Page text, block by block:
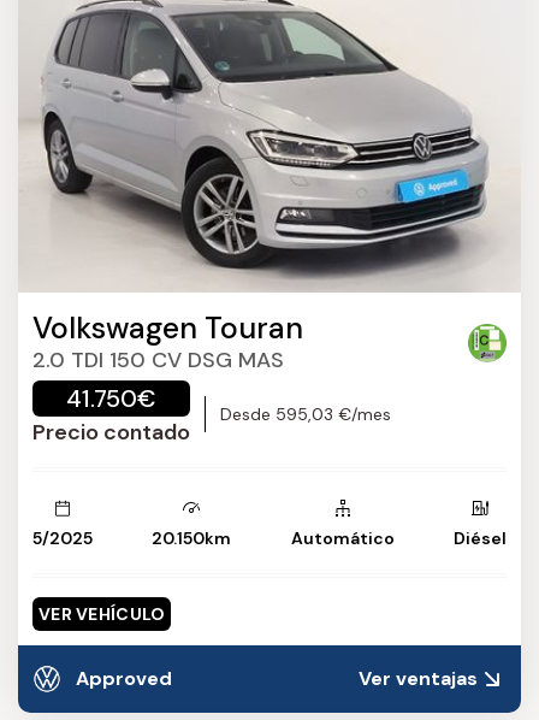
Volkswagen Touran
2.0 TDI 150 CV DSG MAS
41.750€
Precio contado
Desde 595,03 €/mes
5/2025 20.150km Automático Diésel
VER VEHÍCULO
Approved Ver ventajas